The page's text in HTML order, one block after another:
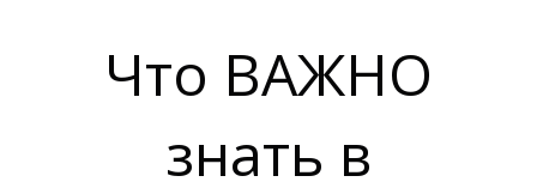
Что ВАЖНО
знать в